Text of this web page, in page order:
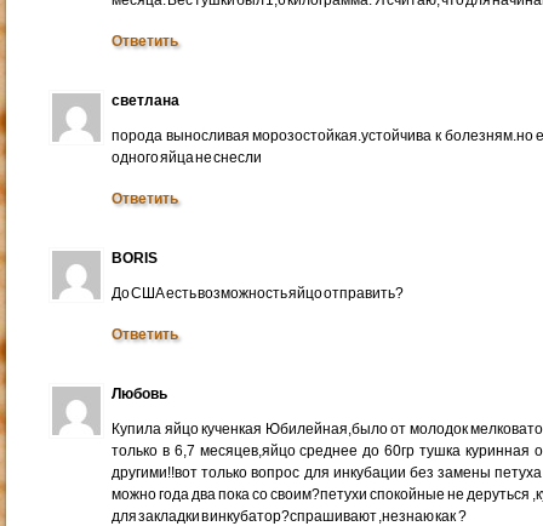
Ответить
светлана
порода выносливая морозостойкая.устойчива к
одного яйца не снесли
Ответить
BORIS
До США есть возможность яйцо отправить?
Ответить
Любовь
Купила яйцо кученкая Юбилейная,было от молодок
только в 6,7 месяцев,яйцо среднее до 60гр тушка куринная
другими!!вот только вопрос для инкубации без замены
можно года два пока со своим?петухи спокойные не деруться
для закладки в инкубатор?спрашивают ,незнаю как ?